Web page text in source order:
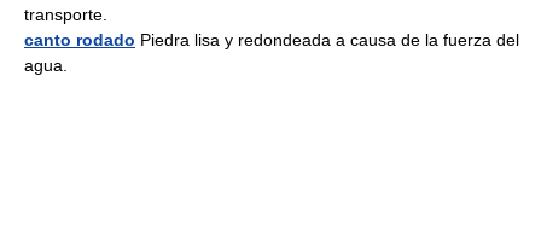
transporte.
canto rodado Piedra lisa y redondeada a causa de la fuerza del
agua.